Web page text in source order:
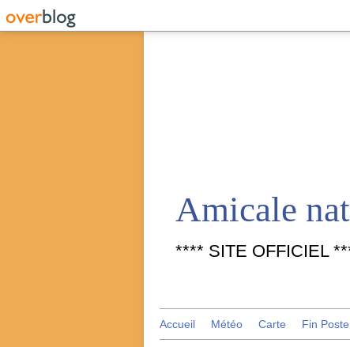
**** SITE OFFICIEL
Accueil Météo Carte Fin